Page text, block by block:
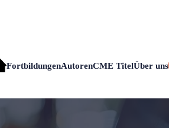
FortbildungenAutorenCME TitelÜber uns